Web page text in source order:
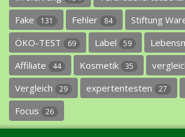
Fake 131 Fehler 84 Stiftung
ÖKO-TEST 69 Label 59
Affiliate 44 Kosmetik 35
Vergleich 29 expertentesten 27
Focus 26